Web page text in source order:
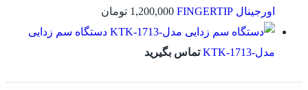
اورجینال FINGERTIP
1,200,000 تومان
دستگاه سم زدایی
مدل-KTK-1713
تماس بگیرید